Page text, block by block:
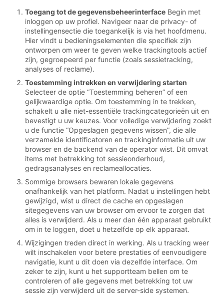
Toegang tot de gegevensbeheerinterface Begin met
inloggen op uw profiel. Navigeer naar de privacy- of
instellingensectie die toegankelijk is via het hoofdmenu.
Hier vindt u bedieningselementen die specifiek zijn
ontworpen om weer te geven welke trackingtools actief
zijn, gegroepeerd per functie (zoals sessietracking,
analyses of reclame).
Toestemming intrekken en verwijdering starten
Selecteer de optie “Toestemming beheren” of een
gelijkwaardige optie. Om toestemming in te trekken,
schakelt u alle niet-essentiële trackingcategorieën uit en
bevestigt u uw keuzes. Voor volledige verwijdering zoekt
u de functie “Opgeslagen gegevens wissen”, die alle
verzamelde identificatoren en trackinginformatie uit uw
browser en de backend van de operator wist. Dit omvat
items met betrekking tot sessieonderhoud,
gedragsanalyses en reclameallocaties.
Sommige browsers bewaren lokale gegevens
onafhankelijk van het platform. Nadat u instellingen hebt
gewijzigd, wist u direct de cache en opgeslagen
sitegegevens van uw browser om ervoor te zorgen dat
alles is verwijderd. Als u meer dan één apparaat gebruikt
om in te loggen, doet u hetzelfde op elk apparaat.
Wijzigingen treden direct in werking. Als u tracking weer
wilt inschakelen voor betere prestaties of eenvoudigere
navigatie, kunt u dit doen via dezelfde interface. Om
zeker te zijn, kunt u het supportteam bellen om te
controleren of alle gegevens met betrekking tot uw
sessie zijn verwijderd uit de server-side systemen.